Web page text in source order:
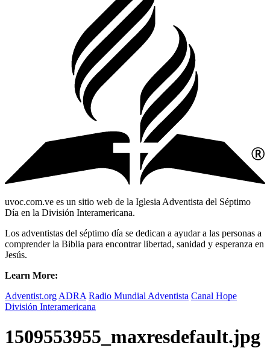
uvoc.com.ve es un sitio web de la Iglesia Adventista del Séptimo
Día en la División Interamericana.
Los adventistas del séptimo día se dedican a ayudar a las personas a
comprender la Biblia para encontrar libertad, sanidad y esperanza en
Jesús.
Learn More:
Adventist.org ADRA Radio Mundial Adventista Canal Hope
División Interamericana
1509553955_maxresdefault.jpg